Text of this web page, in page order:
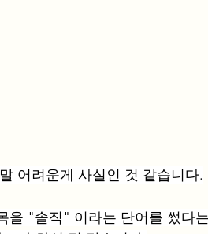
어려운게 사실인 것 같습니다.
을 "솔직" 이라는 단어를 썼다